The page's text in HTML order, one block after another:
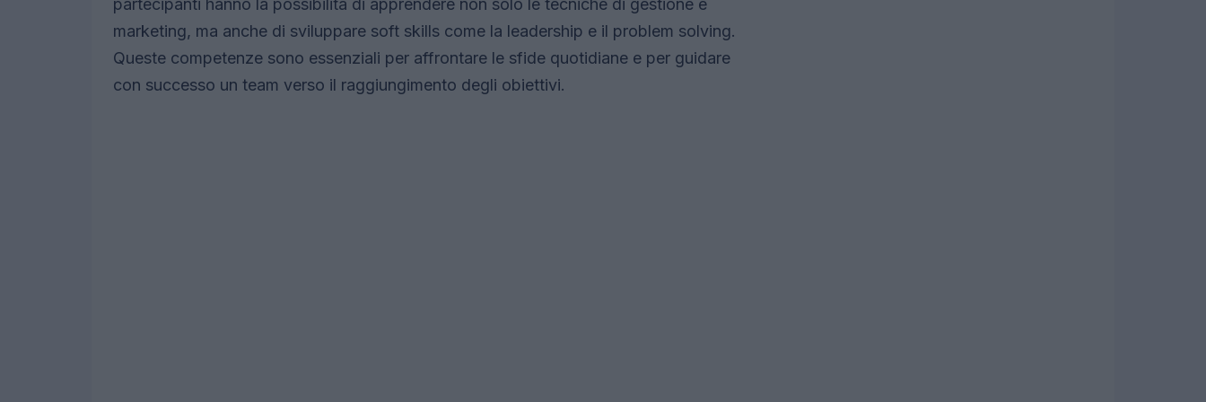
partecipanti hanno la possibilità di apprendere non solo le tecniche di gestione e
marketing, ma anche di sviluppare soft skills come la leadership e il problem solving.
Queste competenze sono essenziali per affrontare le sfide quotidiane e per guidare
con successo un team verso il raggiungimento degli obiettivi.